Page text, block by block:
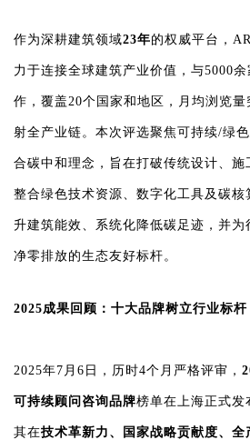
作为深耕建筑领域23年的权威平台，
力于连接全球建筑产业价值，与5000
作，覆盖20个国家和地区，月均浏览
射全产业链。本次评选聚焦可持续/绿
合碳中和理念，旨在打破传统设计、施
整合绿色技术资源、数字化工具及碳核
升建筑能效、系统化降低碳足迹，并为
净零排放的生态友好标杆。
2025成果回顾：十大品牌树立行业标
2025年7月6日，历时4个月严格评审，
可持续顾问咨询品牌榜单在上海正式发
其在技术革新力、国家战略贡献度、全